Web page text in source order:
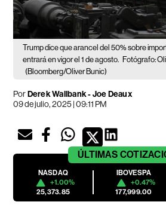
Trump dice que arancel del 50% sobre
entrará en vigor el 1 de agosto. Fotógrafo:
(Bloomberg/Oliver Bunic)
PorDerek Wallbank - Joe Deaux
09 de julio, 2025 | 09:11 PM
ÚLTIMAS
NASDAQ
+1.00%
25,373.85
IBOVESPA
+0.47%
177,999.00